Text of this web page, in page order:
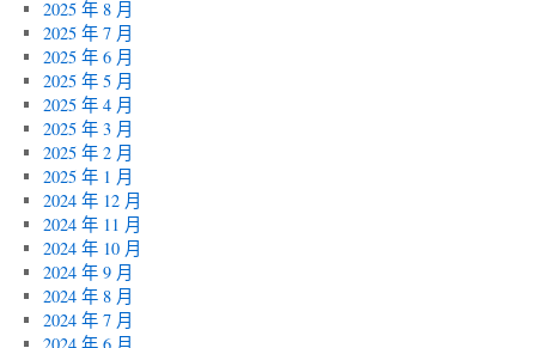
2025 年 8 月
2025 年 7 月
2025 年 6 月
2025 年 5 月
2025 年 4 月
2025 年 3 月
2025 年 2 月
2025 年 1 月
2024 年 12 月
2024 年 11 月
2024 年 10 月
2024 年 9 月
2024 年 8 月
2024 年 7 月